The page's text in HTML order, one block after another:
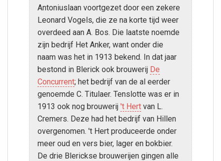
Antoniuslaan voortgezet door een zekere
Leonard Vogels, die ze na korte tijd weer
overdeed aan A. Bos. Die laatste noemde
zijn bedrijf Het Anker, want onder die
naam was het in 1913 bekend. In dat jaar
bestond in Blerick ook brouwerij De
Concurrent; het bedrijf van de al eerder
genoemde C. Titulaer. Tenslotte was er in
1913 ook nog brouwerij't Hert van L.
Cremers. Deze had het bedrijf van Hillen
overgenomen. 't Hert produceerde onder
meer oud en vers bier, lager en bokbier.
De drie Blerickse brouwerijen gingen alle